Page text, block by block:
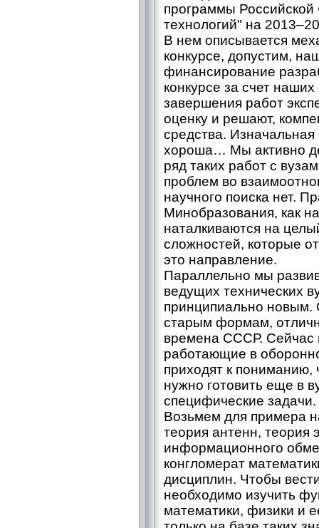
программы
технологий" на
В нем описывается
конкурсе, допустим,
финансирование
конкурсе за счет
завершения работ
оценку и решают,
средства.
хороша… Мы активно
ряд таких работ с
проблем во
научного поиска нет.
Минобразования, как
наталкиваются на
сложностей, которые
это направление.
Параллельно мы
ведущих технических
принципиально новым.
старым формам,
времена СССР. Сейчас
работающие в
приходят к
нужно готовить еще в
специфические задачи.
Возьмем для примера
теория антенн, теория
информационного
конгломерат
дисциплин. Чтобы
необходимо изучить
математики, физики и